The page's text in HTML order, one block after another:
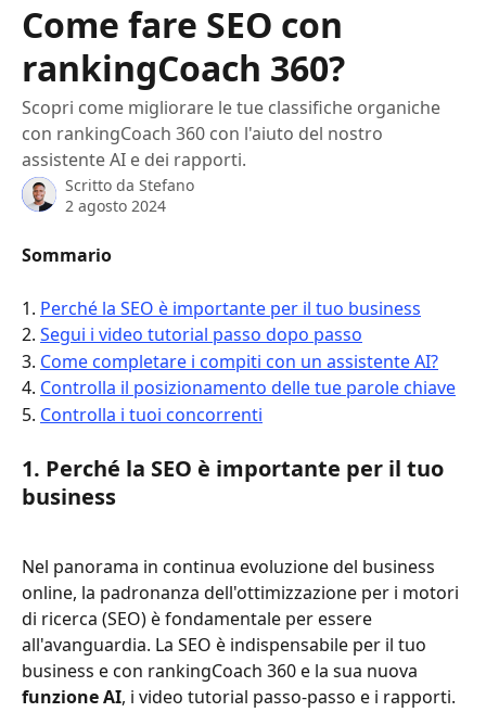
Come fare SEO con
rankingCoach 360?
Scopri come migliorare le tue classifiche organiche
con rankingCoach 360 con l'aiuto del nostro
assistente AI e dei rapporti.
Scritto da Stefano
2 agosto 2024
Sommario
1. Perché la SEO è importante per il tuo business
2. Segui i video tutorial passo dopo passo
3. Come completare i compiti con un assistente AI?
4. Controlla il posizionamento delle tue parole chiave
5. Controlla i tuoi concorrenti
1. Perché la SEO è importante per il tuo
business
Nel panorama in continua evoluzione del business
online, la padronanza dell'ottimizzazione per i motori
di ricerca (SEO) è fondamentale per essere
all'avanguardia. La SEO è indispensabile per il tuo
business e con rankingCoach 360 e la sua nuova
funzione AI, i video tutorial passo-passo e i rapporti.